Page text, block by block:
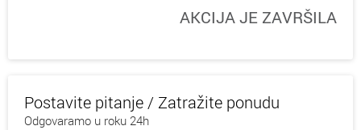
AKCIJA JE ZAVRŠILA
Postavite pitanje / Zatražite ponudu
Odgovaramo u roku 24h